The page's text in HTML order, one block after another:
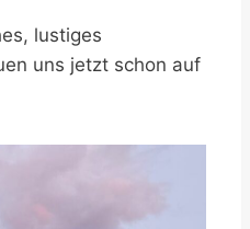
lustiges
uns jetzt schon auf